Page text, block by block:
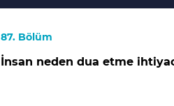
87. Bölüm
İnsan neden dua etme